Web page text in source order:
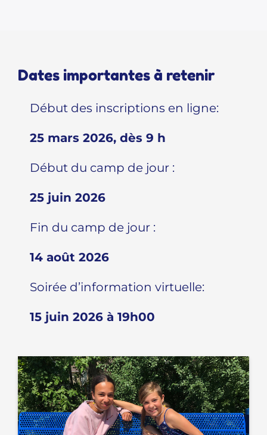
Dates importantes à retenir
Début des inscriptions en ligne:
25 mars 2026, dès 9 h
Début du camp de jour :
25 juin 2026
Fin du camp de jour :
14 août 2026
Soirée d’information virtuelle:
15 juin 2026 à 19h00